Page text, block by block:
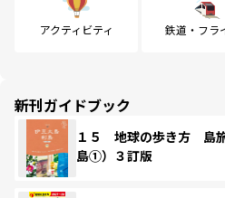
アクティビティ 鉄道・フラ
新刊ガイドブック
１５ 地球の歩き方 島
島①）３訂版